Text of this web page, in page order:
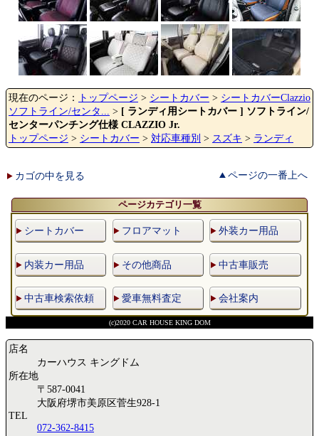
現在のページ： トップページ > シートカバー > シートカバーClazzio
ソフトライン/センタ...
> [ ランディ用シートカバー ] ソフトライン/
センターパンチング仕様 CLAZZIO Jr.
トップページ > シートカバー > 対応車種別 > スズキ > ランディ
カゴの中を見る ページの一番上へ
ページカテゴリ一覧
シートカバー フロアマット 外装カー用品
内装カー用品 その他商品 中古車販売
中古車検索依頼 愛車無料査定 会社案内
(c)2020 CAR HOUSE KING DOM
店名
カーハウス キングドム
所在地
〒587-0041
大阪府堺市美原区菅生928-1
TEL
072-362-8415